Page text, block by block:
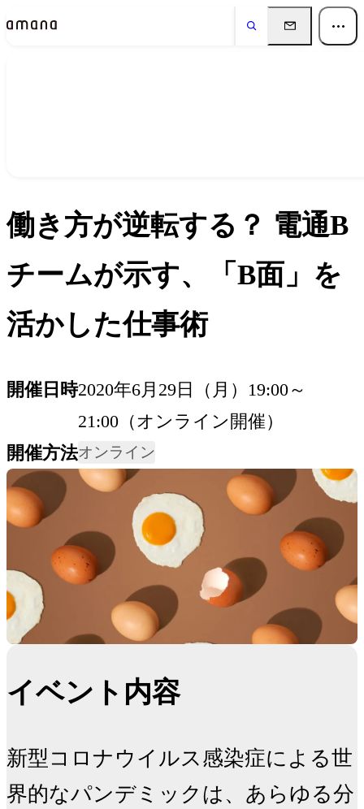
働き方が逆転する？ 電通B
チームが示す、「B面」を
活かした仕事術
開催日時2020年6月29日（月）19:00～
21:00（オンライン開催）
開催方法オンライン
イベント内容
新型コロナウイルス感染症による世
界的なパンデミックは、あらゆる分